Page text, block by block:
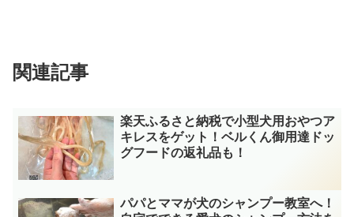
関連記事
楽天ふるさと納税で小型犬用おやつア
キレスをゲット！ベルくん御用達ドッ
グフードの返礼品も！
パパとママが犬のシャンプー教室へ！